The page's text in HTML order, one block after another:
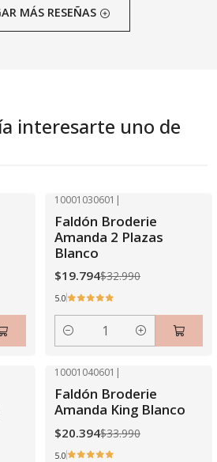
MÁS RESEÑAS
interesarte uno de
10001030601 |
Faldón Broderie
Amanda 2 Plazas
Blanco
$19.794$32.990
5.0
Cantidad
10001040601 |
Faldón Broderie
Amanda King Blanco
$20.394$33.990
5.0